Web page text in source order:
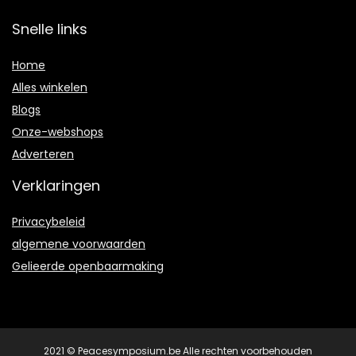
Snelle links
Home
Alles winkelen
Blogs
Onze-webshops
Adverteren
Verklaringen
Privacybeleid
algemene voorwaarden
Gelieerde openbaarmaking
2021 © Peacesymposium.be Alle rechten voorbehouden